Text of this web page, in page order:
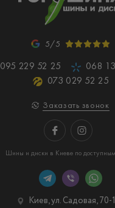
5/5
095 229 52 25
068
073 029 52 25
Заказать звонок
Шины и диски в Киеве по
Киев, ул. Садовая, 70-